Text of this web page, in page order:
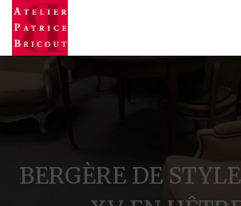
BERGÈRE DE